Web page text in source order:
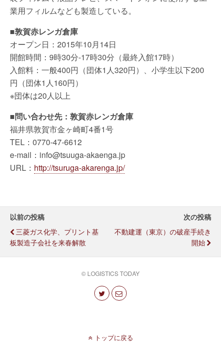
業用フィルムなども製造している。
■敦賀赤レンガ倉庫
オープン日：2015年10月14日
開館時間：9時30分-17時30分（最終入館17時）
入館料：一般400円（団体1人320円）、小学生以下200
円（団体1人160円）
※団体は20人以上
■問い合わせ先：敦賀赤レンガ倉庫
福井県敦賀市金ヶ崎町4番1号
TEL：0770-47-6612
e-mail：info@tsuuga-akaenga.jp
URL： http://tsuruga-akarenga.jp/
以前の投稿
三菱ガス化学、プリント基
板製造子会社を来春解散
次の投稿
不動建運（東京）の破産手続き
開始
© LOGISTICS TODAY
トップに戻る